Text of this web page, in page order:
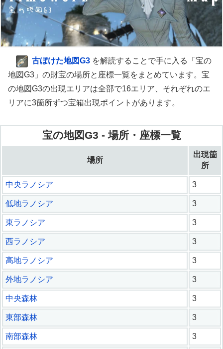
古ぼけた地図G3 を解読することで手に入る「宝の
地図G3」の財宝の場所と座標一覧をまとめています。宝
の地図G3の出現エリアは全部で16エリア、それぞれのエ
リアに3箇所ずつ宝箱出現ポイントがあります。
宝の地図G3 - 場所・座標一覧
場所
出現箇
所
中央ラノシア 3
低地ラノシア 3
東ラノシア 3
西ラノシア 3
高地ラノシア 3
外地ラノシア 3
中央森林 3
東部森林 3
南部森林 3